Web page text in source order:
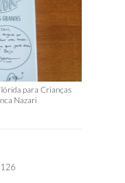
para Crianças
Nazari